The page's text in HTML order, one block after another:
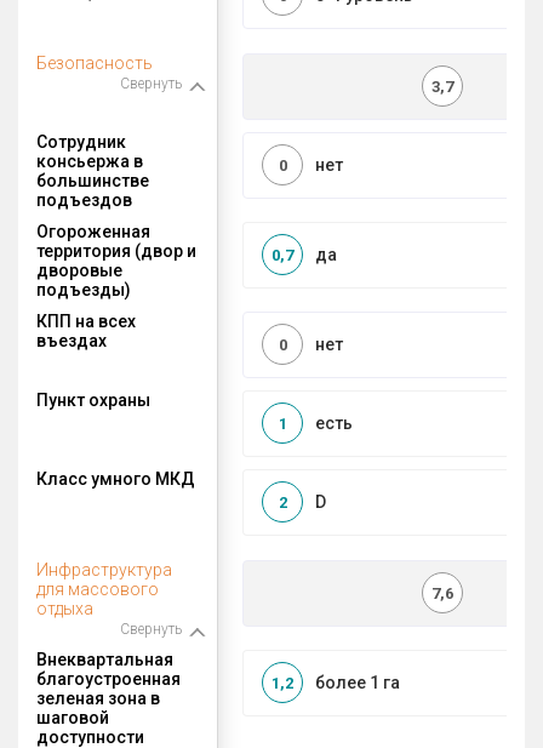
Безопасность
Свернуть 3,7
Сотрудник
консьержа в
большинстве
подъездов
нет
0
Огороженная
территория (двор и
дворовые
подъезды)
да
0,7
КПП на всех
въездах
нет
0
Пункт охраны
есть
1
Класс умного МКД
D
2
Инфраструктура
для массового
отдыха
Свернуть
7,6
Внеквартальная
благоустроенная
зеленая зона в
шаговой
доступности
более 1 га
1,2